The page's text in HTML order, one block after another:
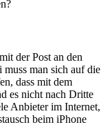
der Post an den
man sich auf die
dass mit dem
es nicht nach Dritte
Anbieter im Internet,
beim iPhone